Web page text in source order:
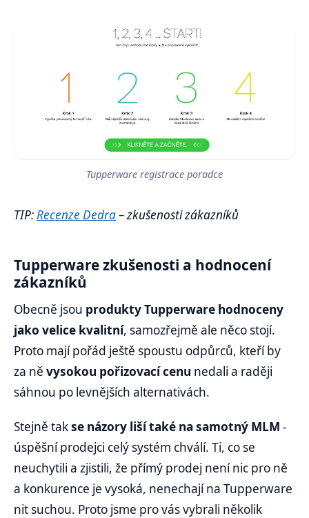
Tupperware registrace poradce
TIP:Recenze Dedra– zkušenosti zákazníků
Tupperware zkušenosti a hodnocení
zákazníků
Obecně jsou produkty Tupperware hodnoceny
jako velice kvalitní, samozřejmě ale něco stojí.
Proto mají pořád ještě spoustu odpůrců, kteří by
za ně vysokou pořizovací cenu nedali a raději
sáhnou po levnějších alternativách.
Stejně takse názory liší také na samotný MLM -
úspěšní prodejci celý systém chválí. Ti, co se
neuchytili a zjistili, že přímý prodej není nic pro ně
a konkurence je vysoká, nenechají na Tupperware
nit suchou. Proto jsme pro vás vybrali několik